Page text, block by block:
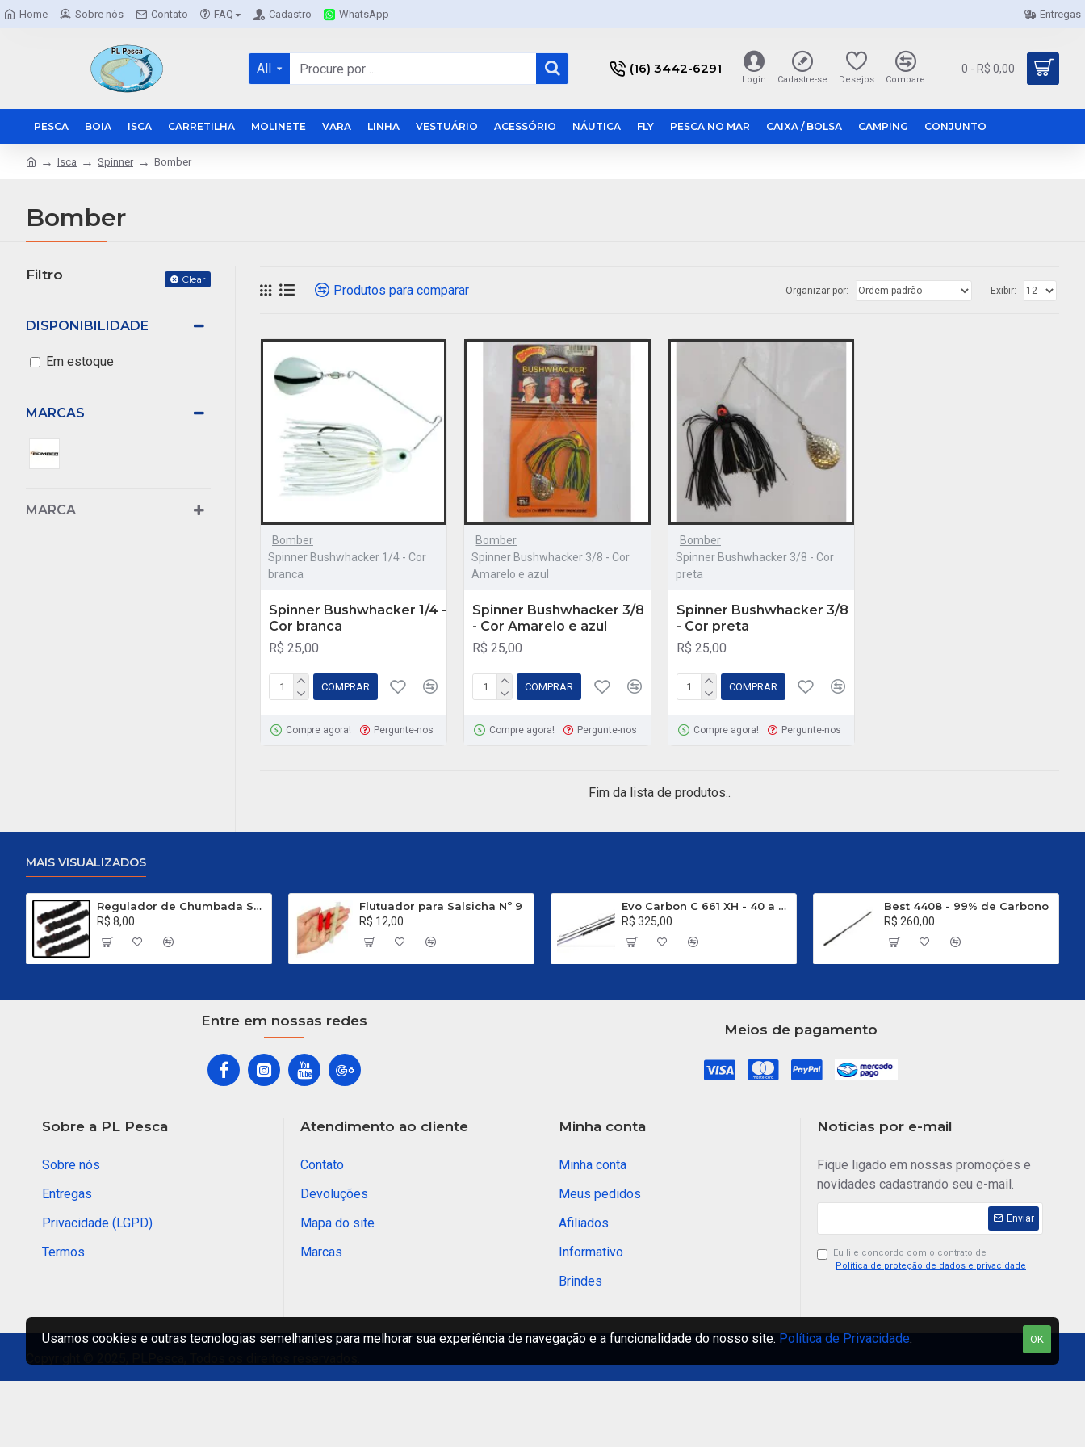
Home Sobre nós Contato FAQ Cadastro WhatsApp Entregas
(16) 3442-6291
All
Login Cadastre-se Desejos Compare
0 - R$ 0,00
PESCA BOIA ISCA CARRETILHA MOLINETE VARA LINHA VESTUÁRIO ACESSÓRIO NÁUTICA FLY PESCA NO MAR CAIXA / BOLSA CAMPING CONJUNTO
Isca Spinner Bomber
Bomber
Filtro Clear
MARCAS
MARCA
DISPONIBILIDADE
Em estoque
Produtos para comparar Organizar por: Exibir:
Bomber
Spinner Bushwhacker 1/4 - Cor
branca
Spinner Bushwhacker 1/4 -
Cor branca
R$ 25,00
COMPRAR
Compre agora! Pergunte-nos
Bomber
Spinner Bushwhacker 3/8 - Cor
Amarelo e azul
Spinner Bushwhacker 3/8
- Cor Amarelo e azul
R$ 25,00
COMPRAR
Compre agora! Pergunte-nos
Bomber
Spinner Bushwhacker 3/8 - Cor
preta
Spinner Bushwhacker 3/8
- Cor preta
R$ 25,00
COMPRAR
Compre agora! Pergunte-nos
Fim da lista de produtos..
MAIS VISUALIZADOS
Regulador de Chumbada STOP Nº 1
R$ 8,00
Flutuador para Salsicha Nº 9
R$ 12,00
Evo Carbon C 661 XH - 40 a 80 Libras
R$ 325,00
Best 4408 - 99% de Carbono
R$ 260,00
Entre em nossas redes
Meios de pagamento
Sobre a PL Pesca
Sobre nós
Entregas
Privacidade (LGPD)
Termos
Atendimento ao cliente
Contato
Devoluções
Mapa do site
Marcas
Minha conta
Minha conta
Meus pedidos
Afiliados
Informativo
Brindes
Notícias por e-mail
Fique ligado em nossas promoções e
novidades cadastrando seu e-mail.
Enviar
Eu li e concordo com o contrato de
Política de proteção de dados e privacidade
Copyright © 2025, PLPesca, Todos os direitos reservados.
OK
Usamos cookies e outras tecnologias semelhantes para melhorar sua experiência de navegação e a funcionalidade do nosso site. Política de Privacidade.